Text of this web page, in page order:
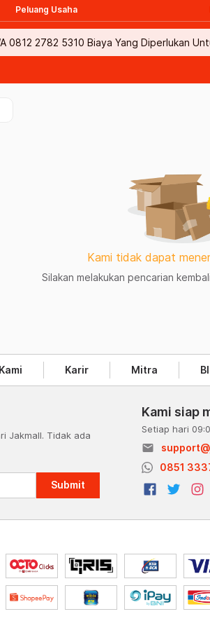
Peluang Usaha
Kami tidak dapat
Silakan melakukan pencarian
Karir Mitra
Jakmall. Tidak ada
Submit
Kami siap
Setiap hari
email
0851